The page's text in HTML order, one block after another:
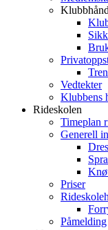
Vedtekter
Klubbens
Rideskolen
Timeplan
Generell
Priser
Påmelding